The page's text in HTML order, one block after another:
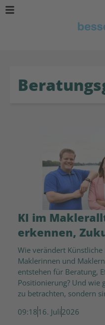
KI im
erkennen,
Wie verändert
Maklerinnen und
entstehen für Beratung,
Positionierung? Und wie
zu betrachten, sondern
09:1816. Juli2026